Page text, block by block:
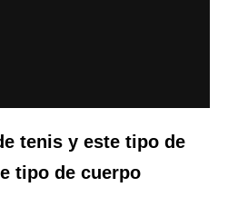
tenis y este tipo de
tipo de cuerpo